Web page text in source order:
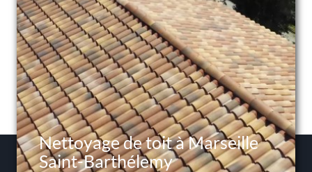
Nettoyage de toit à Marseille
Saint-Barthélemy